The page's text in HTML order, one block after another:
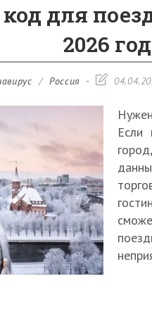
для
2026
/ Россия
Запись
Если